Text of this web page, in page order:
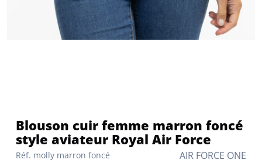
AIR FORCE ONE
Réf. molly marron foncé
Blouson cuir femme marron foncé
style aviateur Royal Air Force